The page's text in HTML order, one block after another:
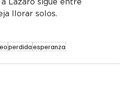
llorar solos.
perdida esperanza